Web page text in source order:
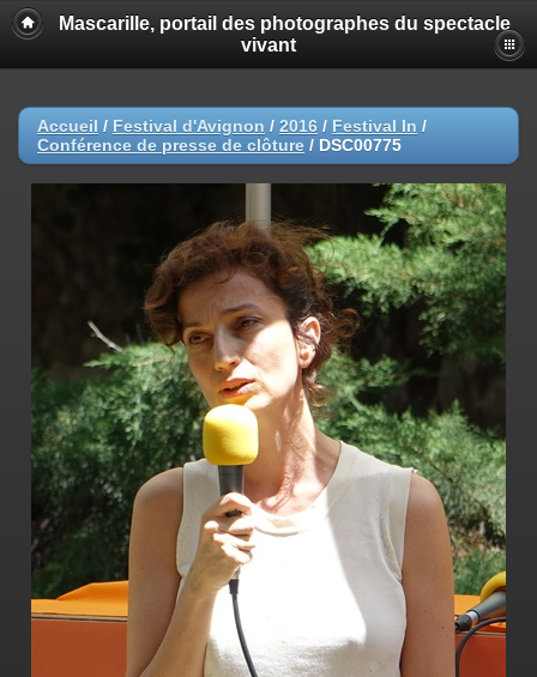
Mascarille, portail des photographes du spectacle
vivant
Accueil / Festival d'Avignon / 2016 / Festival In /
Conférence de presse de clôture / DSC00775